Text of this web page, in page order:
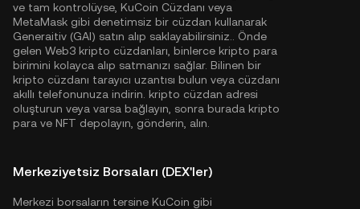
ve tam kontrolüyse, KuCoin Cüzdanı veya
MetaMask gibi denetimsiz bir cüzdan kullanarak
Generaitiv (GAI) satın alıp saklayabilirsiniz.. Önde
gelen Web3 kripto cüzdanları, binlerce kripto para
birimini kolayca alıp satmanızı sağlar. Bilinen bir
kripto cüzdanı tarayıcı uzantısı bulun veya cüzdanı
akıllı telefonunuza indirin. kripto cüzdan adresi
oluşturun veya varsa bağlayın, sonra burada kripto
para ve NFT depolayın, gönderin, alın.
Merkeziyetsiz Borsaları (DEX'ler)
Merkezi borsaların tersine KuCoin gibi